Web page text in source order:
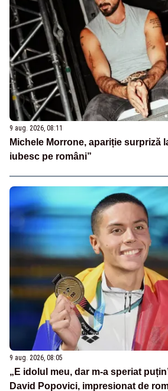
9 aug. 2026, 08:11
Michele Morrone, apariție surpriză
iubesc pe români”
9 aug. 2026, 08:05
„E idolul meu, dar m-a speriat
David Popovici, impresionat de